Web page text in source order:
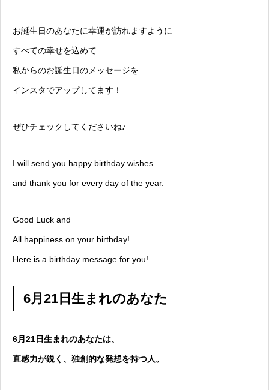
お誕生日のあなたに幸運が訪れますように
すべての幸せを込めて
私からのお誕生日のメッセージを
インスタでアップしてます！
ぜひチェックしてくださいね♪
I will send you happy birthday wishes
and thank you for every day of the year.
Good Luck and
All happiness on your birthday!
Here is a birthday message for you!
6月21日生まれのあなた
6月21日生まれのあなたは、
直感力が鋭く、独創的な発想を持つ人。